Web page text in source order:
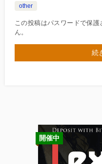
other
この投稿はパスワードで保
ん。
続
開催中